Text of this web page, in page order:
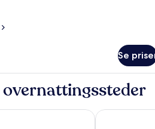
Se
Hotel and Suites, Los
DoubleTree